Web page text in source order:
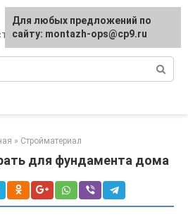
» Стройматериал
для фундамента дома
Для любых предложений по
сайту: montazh-ops@cp9.ru